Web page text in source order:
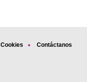
Cookies
Contáctanos